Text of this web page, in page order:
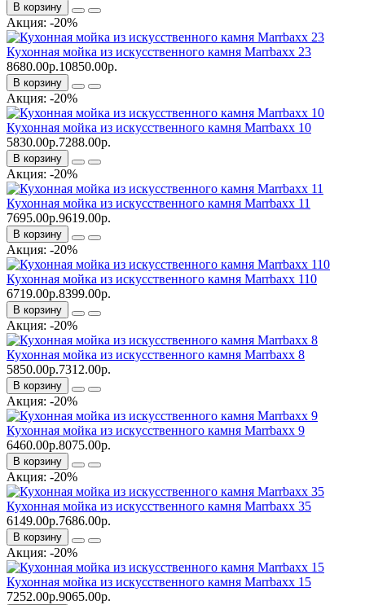
В корзину
Акция: -20%
Кухонная мойка из искусственного камня Marrbaxx 23
8680.00р.10850.00р.
В корзину
Акция: -20%
Кухонная мойка из искусственного камня Marrbaxx 10
5830.00р.7288.00р.
В корзину
Акция: -20%
Кухонная мойка из искусственного камня Marrbaxx 11
7695.00р.9619.00р.
В корзину
Акция: -20%
Кухонная мойка из искусственного камня Marrbaxx 110
6719.00р.8399.00р.
В корзину
Акция: -20%
Кухонная мойка из искусственного камня Marrbaxx 8
5850.00р.7312.00р.
В корзину
Акция: -20%
Кухонная мойка из искусственного камня Marrbaxx 9
6460.00р.8075.00р.
В корзину
Акция: -20%
Кухонная мойка из искусственного камня Marrbaxx 35
6149.00р.7686.00р.
В корзину
Акция: -20%
Кухонная мойка из искусственного камня Marrbaxx 15
7252.00р.9065.00р.